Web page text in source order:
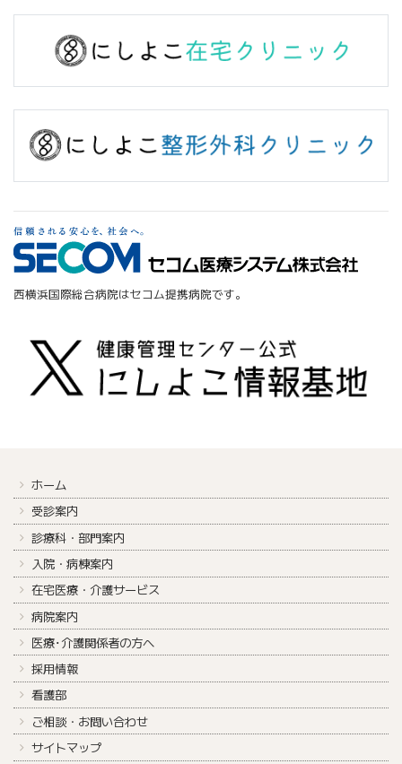
西横浜国際総合病院はセコム提携病院です。
ホーム
受診案内
診療科・部門案内
入院・病棟案内
在宅医療・介護サービス
病院案内
医療･介護関係者の方へ
採用情報
看護部
ご相談・お問い合わせ
サイトマップ